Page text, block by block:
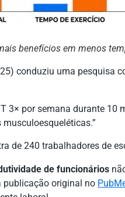
benefícios em menos
conduziu uma pesquisa
3× por semana durante 10
de 240 trabalhadores de
de funcionários
publicação original no